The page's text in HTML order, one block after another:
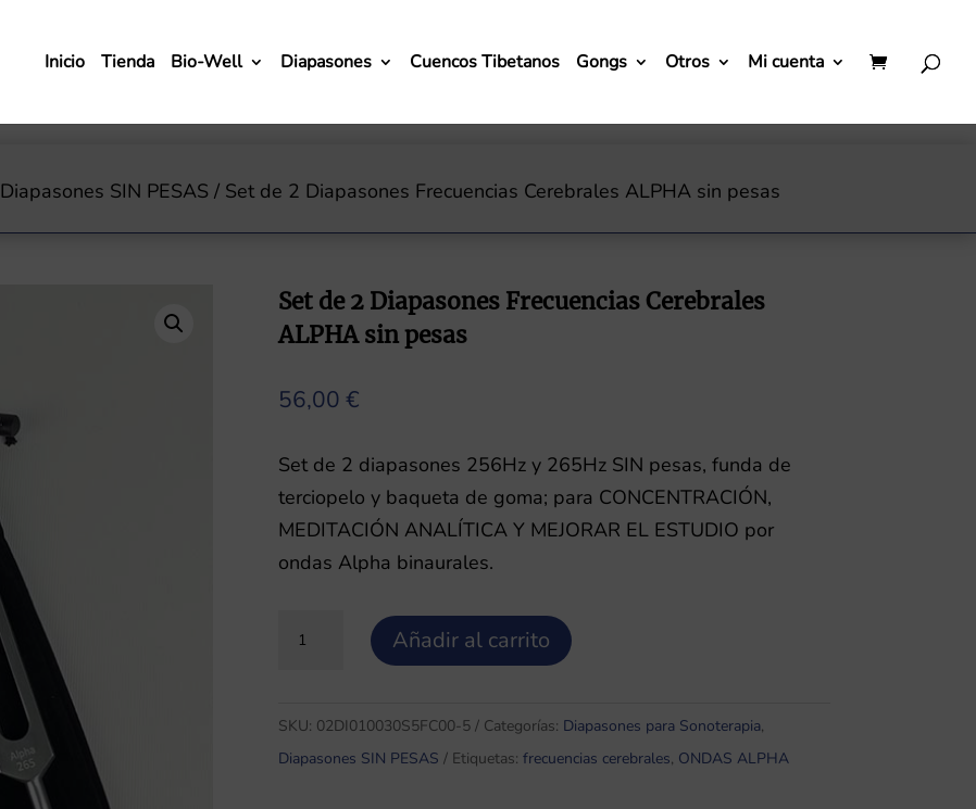
Inicio Tienda Bio-Well Diapasones Cuencos Tibetanos Gongs Otros Mi cuenta
Diapasones SIN PESAS / Set de 2 Diapasones Frecuencias Cerebrales ALPHA sin pesas
Set de 2 Diapasones Frecuencias Cerebrales
ALPHA sin pesas
56,00 €
Set de 2 diapasones 256Hz y 265Hz SIN pesas, funda de
terciopelo y baqueta de goma; para CONCENTRACIÓN,
MEDITACIÓN ANALÍTICA Y MEJORAR EL ESTUDIO por
ondas Alpha binaurales.
Diapasones
Frecuencias
Añadir al carrito
SKU: 02DI010030S5FC00-5 Categorías: Diapasones para Sonoterapia,
Diapasones SIN PESAS
Etiquetas: frecuencias cerebrales, ONDAS ALPHA